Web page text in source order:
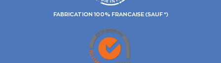
FABRICATION 100% FRANCAISE (SAUF *)